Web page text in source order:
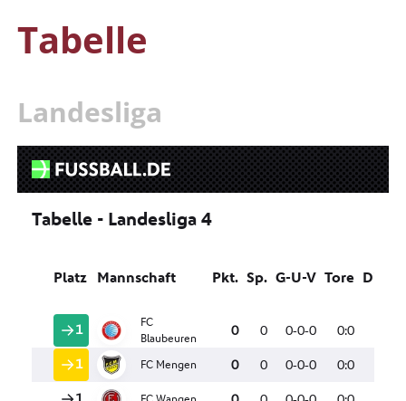
Tabelle
Landesliga